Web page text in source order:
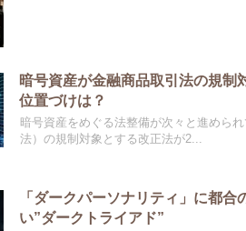
暗号資産が金融商品取引法の規制
位置づけは？
暗号資産をめぐる法整備が次々と進めら
法）の規制対象とする改正法が2...
「ダークパーソナリティ」に都
い”ダークトライアド”